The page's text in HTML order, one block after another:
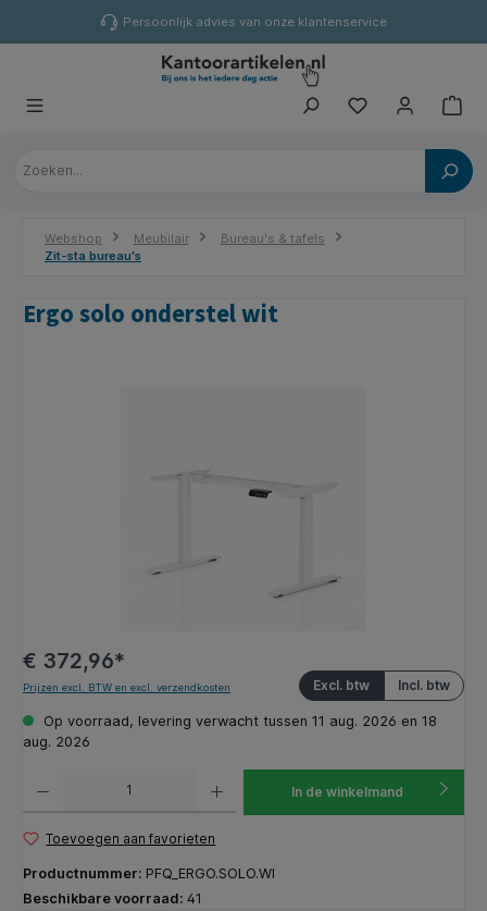
Persoonlijk advies van onze klantenservice
Webshop Meubilair
Bureau's & tafels
Zit-sta bureau's
Ergo solo onderstel wit
€ 372,96*
Incl. btw
Excl. btw
Prijzen excl. BTW en excl. verzendkosten
Op voorraad, levering verwacht tussen 11 aug. 2026 en 18
aug. 2026
In de winkelmand
Toevoegen aan favorieten
Productnummer: PFQ_ERGO.SOLO.WI
Beschikbare voorraad: 41